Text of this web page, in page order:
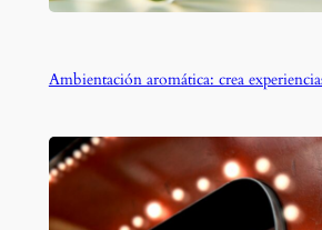
Ambientación aromática: crea